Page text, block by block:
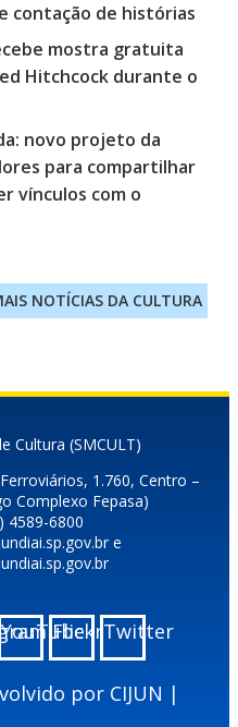
contação de histórias
mostra gratuita
Hitchcock durante o
novo projeto da
para compartilhar
vínculos com o
NOTÍCIAS DA CULTURA
Cultura (SMCULT)
1.760, Centro –
Complexo Fepasa)
4589-6800
e
YouTube
FlickrTwitter
por CIJUN |